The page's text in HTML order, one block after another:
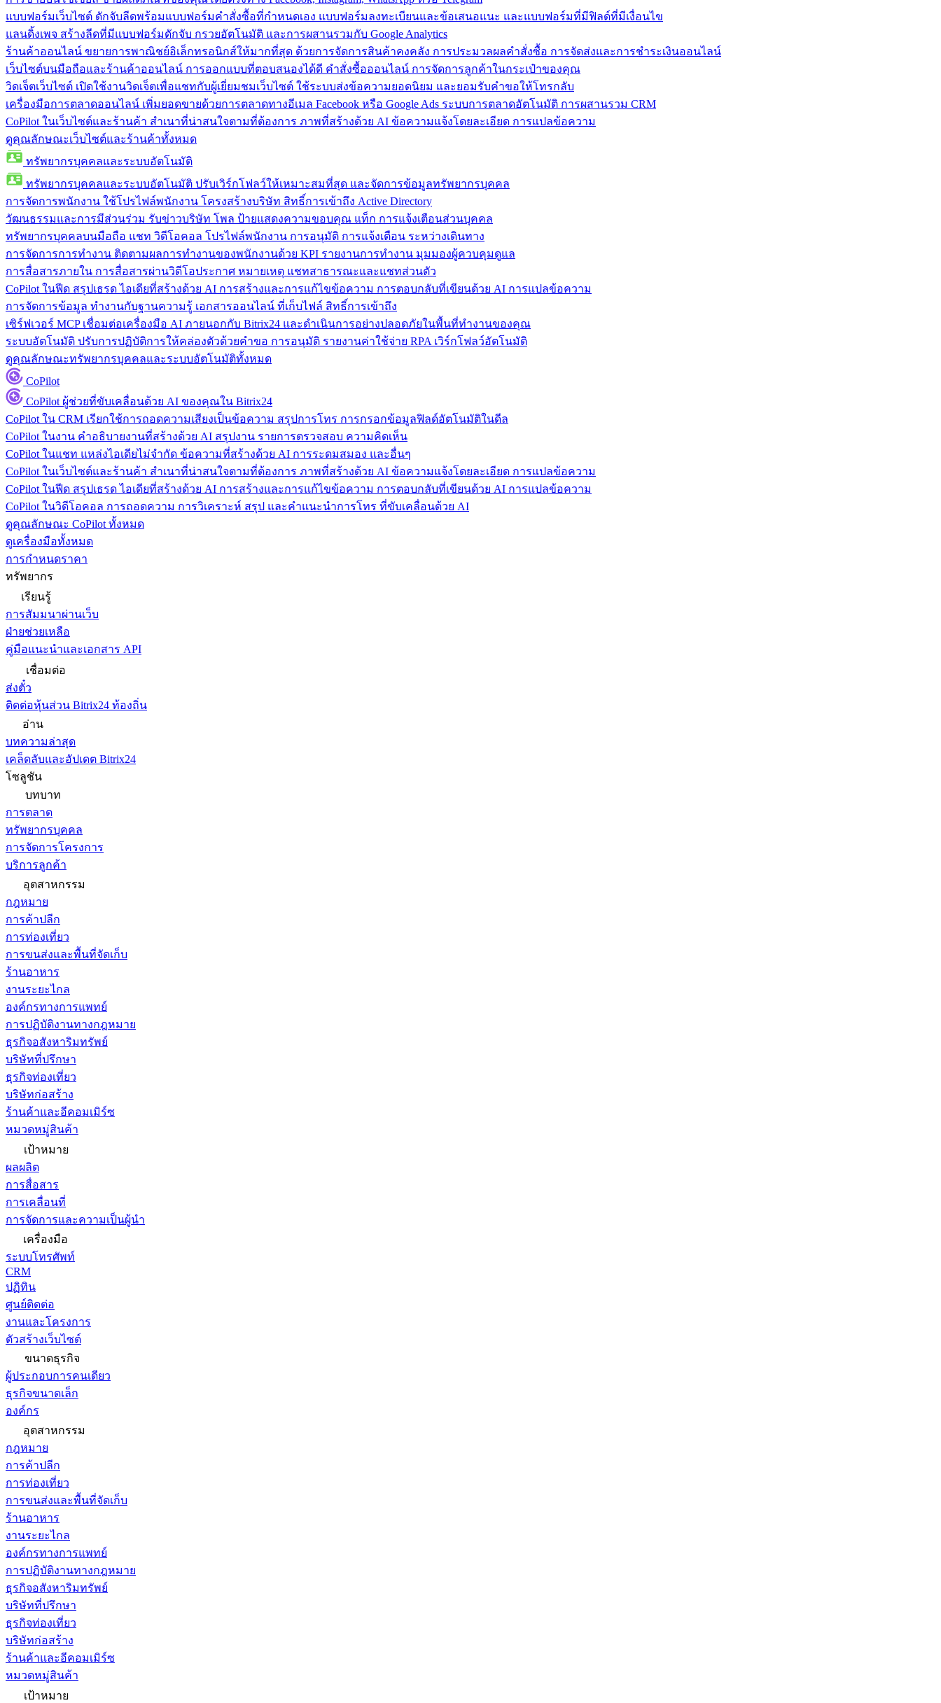
แบบฟอร์มเว็บไซต์ ดักจับลีดพร้อมแบบฟอร์มคำสั่งซื้อที่กำหนดเอง แบบฟอร์มลงทะเบียนและข้อเสนอแนะ และแบบฟอร์มที่มีฟิลด์ที่มีเงื่อนไข
แลนดิ้งเพจ สร้างลีดที่มีแบบฟอร์มดักจับ กรวยอัตโนมัติ และการผสานรวมกับ Google Analytics
ร้านค้าออนไลน์ ขยายการพาณิชย์อิเล็กทรอนิกส์ให้มากที่สุด ด้วยการจัดการสินค้าคงคลัง การประมวลผลคำสั่งซื้อ การจัดส่งและการชำระเงินออนไลน์
เว็บไซต์บนมือถือและร้านค้าออนไลน์ การออกแบบที่ตอบสนองได้ดี คำสั่งซื้อออนไลน์ การจัดการลูกค้าในกระเป๋าของคุณ
วิดเจ็ตเว็บไซต์ เปิดใช้งานวิดเจ็ตเพื่อแชทกับผู้เยี่ยมชมเว็บไซต์ ใช้ระบบส่งข้อความยอดนิยม และยอมรับคำขอให้โทรกลับ
เครื่องมือการตลาดออนไลน์ เพิ่มยอดขายด้วยการตลาดทางอีเมล Facebook หรือ Google Ads ระบบการตลาดอัตโนมัติ การผสานรวม CRM
CoPilot ในเว็บไซต์และร้านค้า สำเนาที่น่าสนใจตามที่ต้องการ ภาพที่สร้างด้วย AI ข้อความแจ้งโดยละเอียด การแปลข้อความ
ดูคุณลักษณะเว็บไซต์และร้านค้าทั้งหมด
ทรัพยากรบุคคลและระบบอัตโนมัติ
ทรัพยากรบุคคลและระบบอัตโนมัติ ปรับเวิร์กโฟลว์ให้เหมาะสมที่สุด และจัดการข้อมูลทรัพยากรบุคคล
การจัดการพนักงาน ใช้โปรไฟล์พนักงาน โครงสร้างบริษัท สิทธิ์การเข้าถึง Active Directory
วัฒนธรรมและการมีส่วนร่วม รับข่าวบริษัท โพล ป้ายแสดงความขอบคุณ แท็ก การแจ้งเตือนส่วนบุคคล
ทรัพยากรบุคคลบนมือถือ แชท วิดีโอคอล โปรไฟล์พนักงาน การอนุมัติ การแจ้งเตือน ระหว่างเดินทาง
การจัดการการทำงาน ติดตามผลการทำงานของพนักงานด้วย KPI รายงานการทำงาน มุมมองผู้ควบคุมดูแล
การสื่อสารภายใน การสื่อสารผ่านวิดีโอประกาศ หมายเหตุ แชทสาธารณะและแชทส่วนตัว
CoPilot ในฟีด สรุปเธรด ไอเดียที่สร้างด้วย AI การสร้างและการแก้ไขข้อความ การตอบกลับที่เขียนด้วย AI การแปลข้อความ
การจัดการข้อมูล ทำงานกับฐานความรู้ เอกสารออนไลน์ ที่เก็บไฟล์ สิทธิ์การเข้าถึง
เซิร์ฟเวอร์ MCP เชื่อมต่อเครื่องมือ AI ภายนอกกับ Bitrix24 และดำเนินการอย่างปลอดภัยในพื้นที่ทำงานของคุณ
ระบบอัตโนมัติ ปรับการปฏิบัติการให้คล่องตัวด้วยคำขอ การอนุมัติ รายงานค่าใช้จ่าย RPA เวิร์กโฟลว์อัตโนมัติ
ดูคุณลักษณะทรัพยากรบุคคลและระบบอัตโนมัติทั้งหมด
CoPilot
CoPilot ผู้ช่วยที่ขับเคลื่อนด้วย AI ของคุณใน Bitrix24
CoPilot ใน CRM เรียกใช้การถอดความเสียงเป็นข้อความ สรุปการโทร การกรอกข้อมูลฟิลด์อัตโนมัติในดีล
CoPilot ในงาน คำอธิบายงานที่สร้างด้วย AI สรุปงาน รายการตรวจสอบ ความคิดเห็น
CoPilot ในแชท แหล่งไอเดียไม่จำกัด ข้อความที่สร้างด้วย AI การระดมสมอง และอื่นๆ
CoPilot ในเว็บไซต์และร้านค้า สำเนาที่น่าสนใจตามที่ต้องการ ภาพที่สร้างด้วย AI ข้อความแจ้งโดยละเอียด การแปลข้อความ
CoPilot ในฟีด สรุปเธรด ไอเดียที่สร้างด้วย AI การสร้างและการแก้ไขข้อความ การตอบกลับที่เขียนด้วย AI การแปลข้อความ
CoPilot ในวิดีโอคอล การถอดความ การวิเคราะห์ สรุป และคำแนะนำการโทร ที่ขับเคลื่อนด้วย AI
ดูคุณลักษณะ CoPilot ทั้งหมด
ดูเครื่องมือทั้งหมด
การกำหนดราคา
ทรัพยากร
เรียนรู้
การสัมมนาผ่านเว็บ
ฝ่ายช่วยเหลือ
คู่มือแนะนำและเอกสาร API
เชื่อมต่อ
ส่งตั๋ว
ติดต่อหุ้นส่วน Bitrix24 ท้องถิ่น
อ่าน
บทความล่าสุด
เคล็ดลับและอัปเดต Bitrix24
โซลูชัน
บทบาท
การตลาด
ทรัพยากรบุคคล
การจัดการโครงการ
บริการลูกค้า
อุตสาหกรรม
กฎหมาย
การค้าปลีก
การท่องเที่ยว
การขนส่งและพื้นที่จัดเก็บ
ร้านอาหาร
งานระยะไกล
องค์กรทางการแพทย์
การปฏิบัติงานทางกฎหมาย
ธุรกิจอสังหาริมทรัพย์
บริษัทที่ปรึกษา
ธุรกิจท่องเที่ยว
บริษัทก่อสร้าง
ร้านค้าและอีคอมเมิร์ซ
หมวดหมู่สินค้า
เป้าหมาย
ผลผลิต
การสื่อสาร
การเคลื่อนที่
การจัดการและความเป็นผู้นำ
เครื่องมือ
ระบบโทรศัพท์
CRM
ปฏิทิน
ศูนย์ติดต่อ
งานและโครงการ
ตัวสร้างเว็บไซต์
ขนาดธุรกิจ
ผู้ประกอบการคนเดียว
ธุรกิจขนาดเล็ก
องค์กร
อุตสาหกรรม
กฎหมาย
การค้าปลีก
การท่องเที่ยว
การขนส่งและพื้นที่จัดเก็บ
ร้านอาหาร
งานระยะไกล
องค์กรทางการแพทย์
การปฏิบัติงานทางกฎหมาย
ธุรกิจอสังหาริมทรัพย์
บริษัทที่ปรึกษา
ธุรกิจท่องเที่ยว
บริษัทก่อสร้าง
ร้านค้าและอีคอมเมิร์ซ
หมวดหมู่สินค้า
เป้าหมาย